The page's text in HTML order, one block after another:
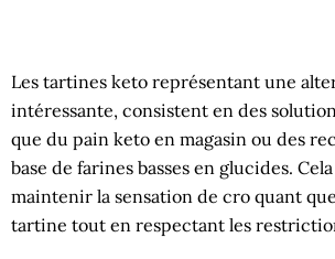
Les tartines keto représentant une
intéressante, consistent en des
que du pain keto en magasin ou des
base de farines basses en glucides.
maintenir la sensation de cro quant
tartine tout en respectant les